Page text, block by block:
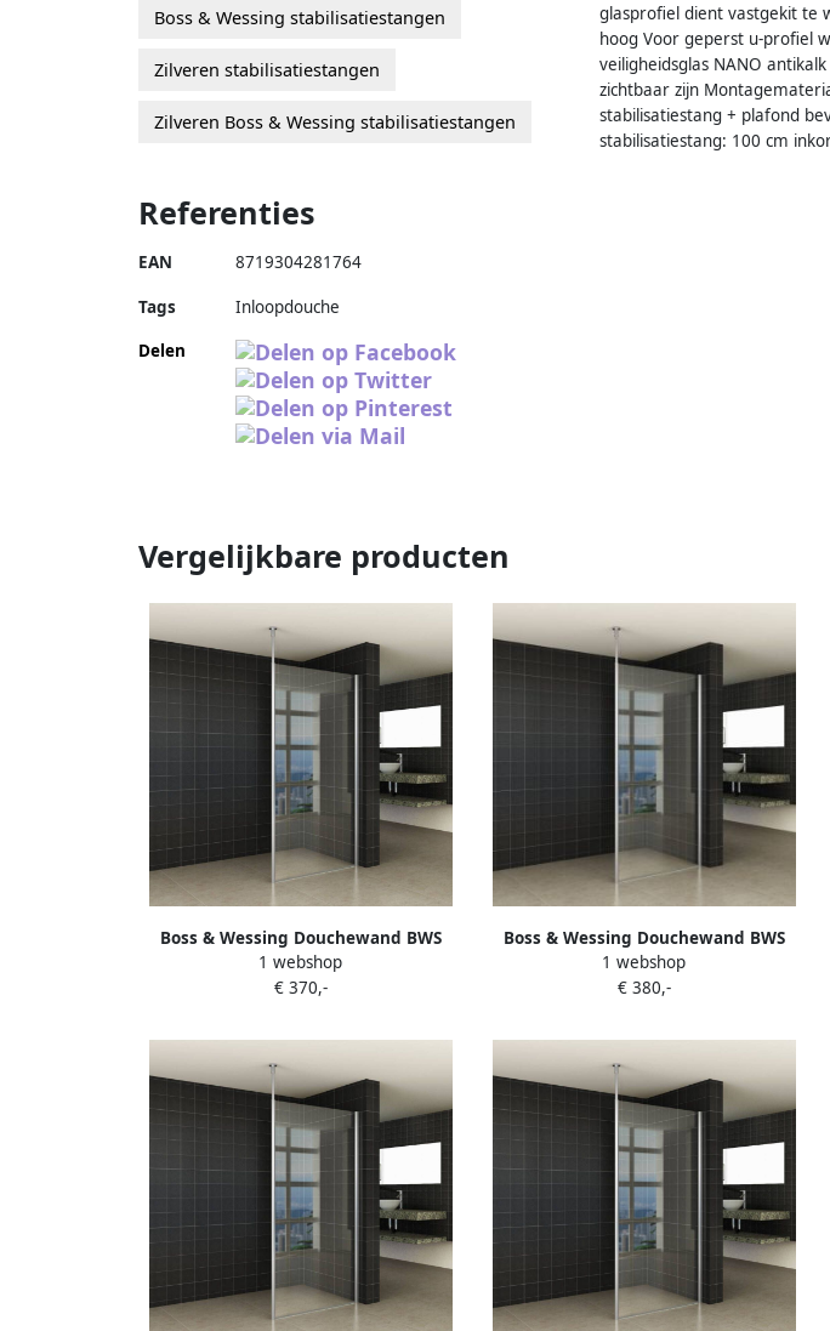
glasprofiel dient vastgekit te
hoog Voor geperst u-profiel
veiligheidsglas NANO
zichtbaar zijn
stabilisatiestang + plafond
stabilisatiestang: 100 cm
Boss & Wessing stabilisatiestangen
Zilveren stabilisatiestangen
Zilveren Boss & Wessing stabilisatiestangen
Referenties
EAN 8719304281764
Tags
Inloopdouche
Delen
Vergelijkbare producten
Boss & Wessing Douchewand BWS
Apollo met Verticale Stabilisatiestang
60x200 cm NANO Coating
1 webshop
€ 370,-
Boss & Wessing Douchewand BWS
Apollo met Verticale Stabilisatiestang
80x200 cm NANO Coating
1 webshop
€ 380,-